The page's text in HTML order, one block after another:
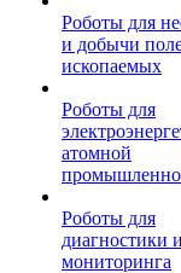
Роботы для
и добычи
ископаемых
Роботы для
атомной
Роботы для
диагностики и
мониторинга